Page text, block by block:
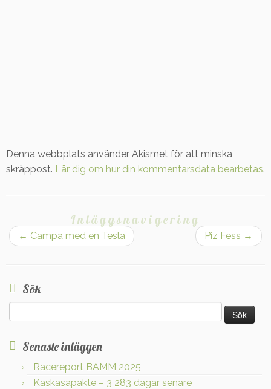
Denna webbplats använder Akismet för att minska
skräppost. Lär dig om hur din kommentarsdata bearbetas.
Inläggsnavigering
← Campa med en Tesla Piz Fess →
Sök
efter:
Senaste inläggen
Racereport BAMM 2025
Kaskasapakte – 3 283 dagar senare